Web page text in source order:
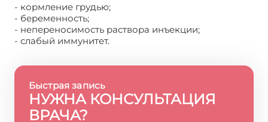
- кормление грудью;
- беременность;
- непереносимость раствора инъекции;
- слабый иммунитет.
Быстрая запись
НУЖНА КОНСУЛЬТАЦИЯ
ВРАЧА?